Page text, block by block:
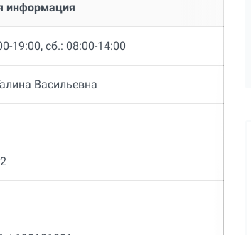
информация
19:00, сб.: 08:00-14:00
Васильевна